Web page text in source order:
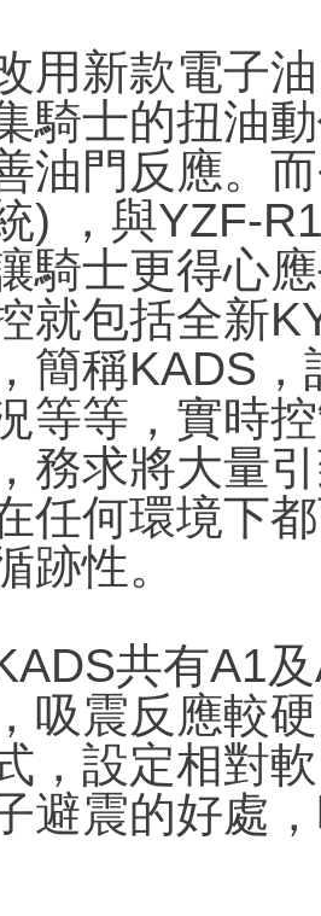
用新款電子
騎士的扭油
油門反應。
) ，與YZF-
騎士更得心
就包括全新
簡稱KADS
等等，實時
務求將大量
任何環境下
跡性。
共有A1
吸震反應較
，設定相對
避震的好處